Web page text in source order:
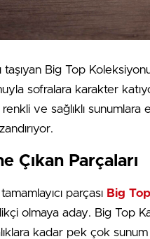
taşıyan Big Top
sofralara karakter
ve sağlıklı sunumlara
Çıkan Parçaları
parçası Big
olmaya aday. Big Top
kadar pek çok